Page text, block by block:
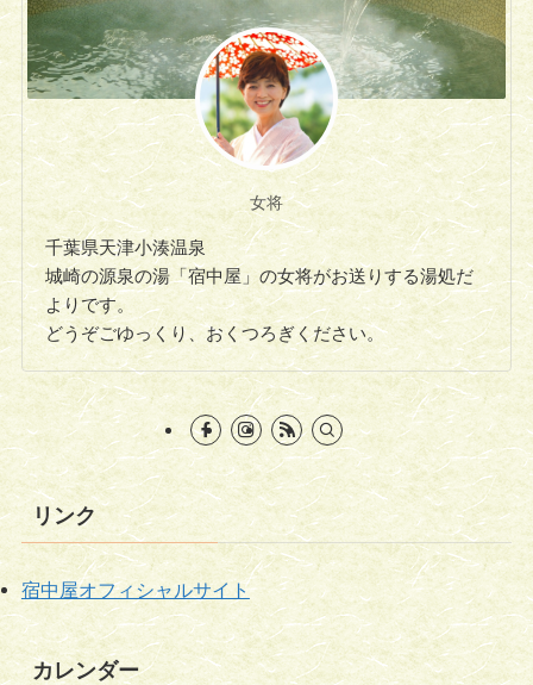
女将
千葉県天津小湊温泉
城崎の源泉の湯「宿中屋」の女将がお送りする湯処だ
よりです。
どうぞごゆっくり、おくつろぎください。
リンク
宿中屋オフィシャルサイト
カレンダー